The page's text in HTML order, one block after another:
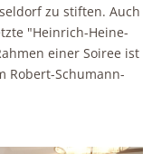
zu stiften. Auch
"Heinrich-Heine-
einer Soiree ist
Robert-Schumann-